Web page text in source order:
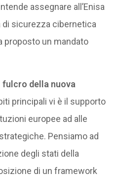
assegnare all’Enisa
di sicurezza cibernetica
proposto un mandato
fulcro della nuova
principali vi è il supporto
europee ad alle
Pensiamo ad
degli stati della
di un framework